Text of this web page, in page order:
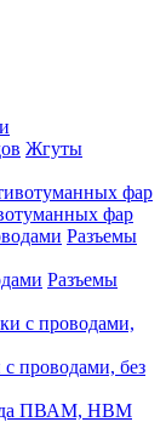
Жгуты
фар
Разъемы
Разъемы
проводами, без
ПВАМ, НВМ